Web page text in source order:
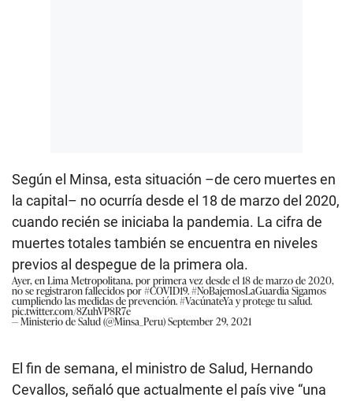
Según el Minsa, esta situación –de cero muertes en
la capital– no ocurría desde el 18 de marzo del 2020,
cuando recién se iniciaba la pandemia. La cifra de
muertes totales también se encuentra en niveles
previos al despegue de la primera ola.
Ayer, en Lima Metropolitana, por primera vez desde el 18 de marzo de 2020,
no se registraron fallecidos por#COVID19.#NoBajemosLaGuardia Sigamos
cumpliendo las medidas de prevención.#VacúnateYa y protege tu salud.
pic.twitter.com/8ZuhVP8R7e
— Ministerio de Salud (@Minsa_Peru)September 29, 2021
El fin de semana, el ministro de Salud, Hernando
Cevallos, señaló que actualmente el país vive “una